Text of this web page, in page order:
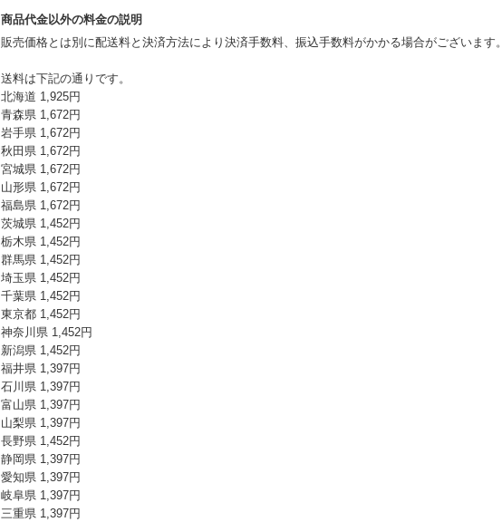
商品代金以外の料金の説明
販売価格とは別に配送料と決済方法により決済手数料、振込手数料がかかる場合がございます。
送料は下記の通りです。
北海道 1,925円
青森県 1,672円
岩手県 1,672円
秋田県 1,672円
宮城県 1,672円
山形県 1,672円
福島県 1,672円
茨城県 1,452円
栃木県 1,452円
群馬県 1,452円
埼玉県 1,452円
千葉県 1,452円
東京都 1,452円
神奈川県 1,452円
新潟県 1,452円
福井県 1,397円
石川県 1,397円
富山県 1,397円
山梨県 1,397円
長野県 1,452円
静岡県 1,397円
愛知県 1,397円
岐阜県 1,397円
三重県 1,397円